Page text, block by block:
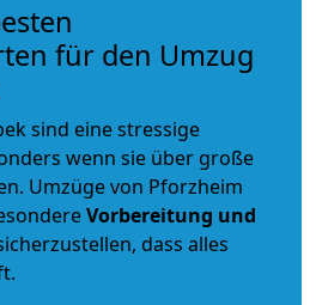
für den Umzug
sind eine stressige
wenn sie über große
Umzüge von Pforzheim
Vorbereitung und
dass alles